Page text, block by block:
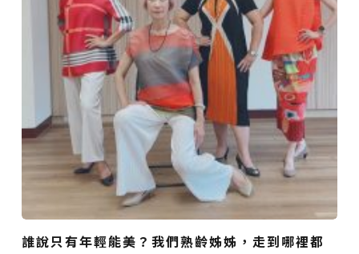
誰說只有年輕能美？我們熟齡姊姊，走到哪裡都